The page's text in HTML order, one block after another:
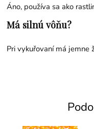
Áno, používa sa ako
Má silnú vôňu?
Pri vykuřovaní má jemne